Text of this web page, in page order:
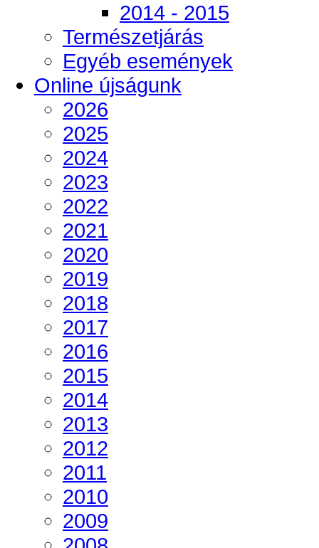
2014 - 2015
Természetjárás
Egyéb események
Online újságunk
2026
2025
2024
2023
2022
2021
2020
2019
2018
2017
2016
2015
2014
2013
2012
2011
2010
2009